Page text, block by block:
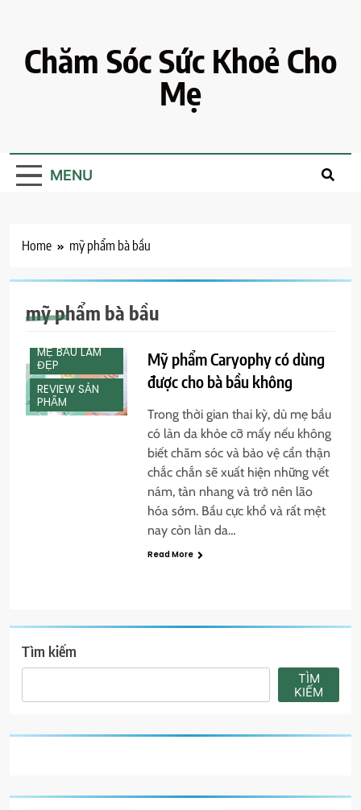
contentChăm Sóc Sức Khoẻ Cho
Mẹ
MENU
Home mỹ phẩm bà bầu
mỹ phẩm bà bầu
CHĂM SÓC
SẮC ĐẸP MẸ
BẦU
MẸ BẦU LÀM
ĐẸP
REVIEW SẢN
PHẨM
Mỹ phẩm Caryophy có dùng
được cho bà bầu không
Trong thời gian thai kỳ, dù mẹ bầu
có làn da khỏe cỡ mấy nếu không
biết chăm sóc và bảo vệ cẩn thận
chắc chắn sẽ xuất hiện những vết
nám, tàn nhang và trở nên lão
hóa sớm. Bầu cực khổ và rất mệt
nay còn làn da…
Read More
Tìm kiếm
TÌM
KIẾM